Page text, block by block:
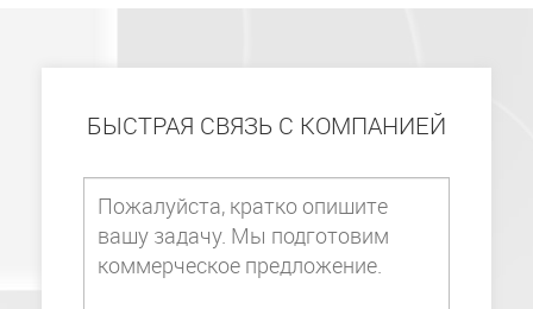
БЫСТРАЯ СВЯЗЬ С КОМПАНИЕЙ